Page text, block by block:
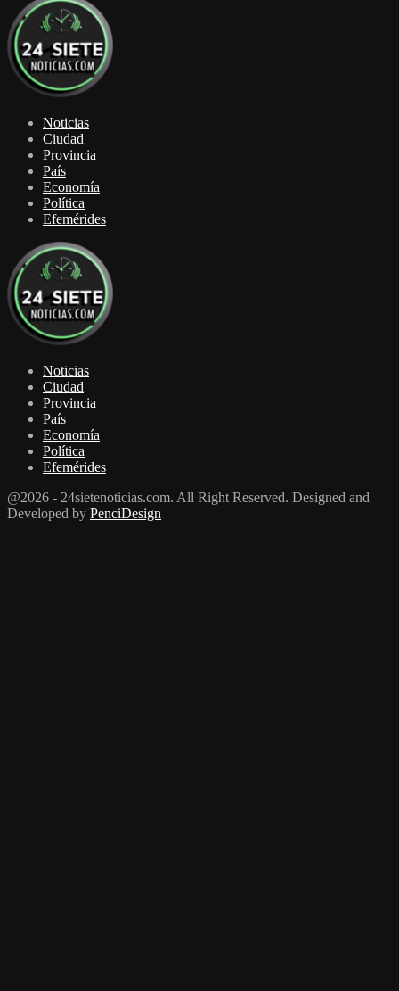
Noticias
Ciudad
Provincia
País
Economía
Política
Efemérides
Noticias
Ciudad
Provincia
País
Economía
Política
Efemérides
@2026 - 24sietenoticias.com. All Right Reserved. Designed and
Developed by PenciDesign